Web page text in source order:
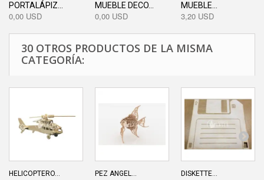
PORTALÁPIZ...
0,00 USD
MUEBLE DECO...
0,00 USD
MUEBLE...
3,20 USD
30 OTROS PRODUCTOS DE LA MISMA
CATEGORÍA:
HELICOPTERO... PEZ ANGEL... DISKETTE...